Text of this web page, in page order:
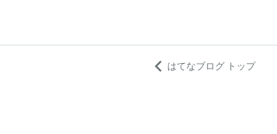
はてなブログ トップ